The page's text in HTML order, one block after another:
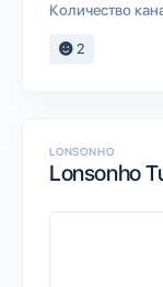
Количество
2
LONSONHO
Lonsonho